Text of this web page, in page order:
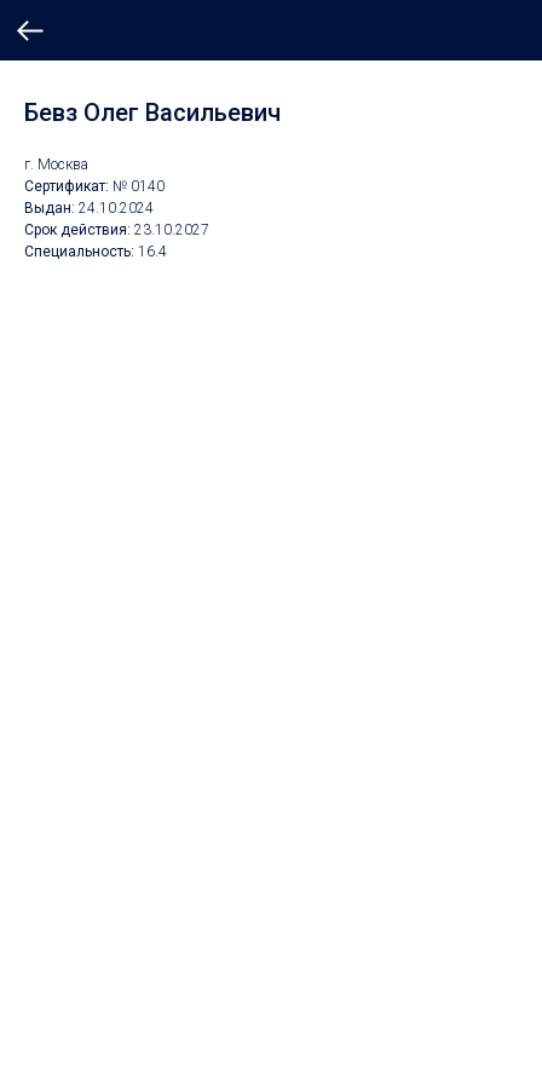
Бевз Олег Васильевич
г. Москва
Сертификат: № 0140
Выдан: 24.10.2024
Срок действия: 23.10.2027
Специальность: 16.4